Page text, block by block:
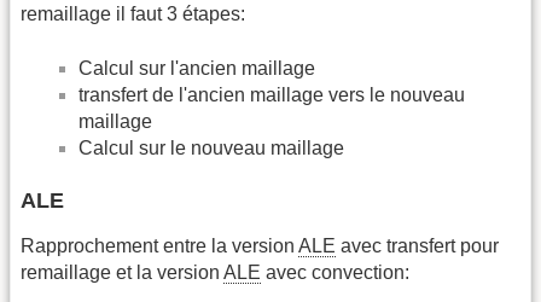
remaillage il faut 3 étapes:
Calcul sur l'ancien maillage
transfert de l'ancien maillage vers le nouveau
maillage
Calcul sur le nouveau maillage
ALE
Rapprochement entre la version ALE avec transfert pour
remaillage et la version ALE avec convection: